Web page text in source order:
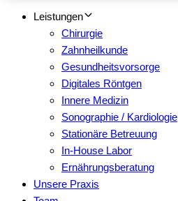
Leistungen
Chirurgie
Zahnheilkunde
Gesundheitsvorsorge
Digitales Röntgen
Innere Medizin
Sonographie / Kardiologie
Stationäre Betreuung
In-House Labor
Ernährungsberatung
Unsere Praxis